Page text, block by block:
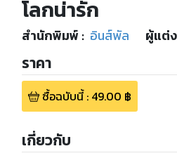
โลกน่ารัก
สำนักพิมพ์ : อินส์พัล ผู้แต่
ราคา
ซื้อฉบับนี้: 49.00 ฿
เกี่ยวกับ